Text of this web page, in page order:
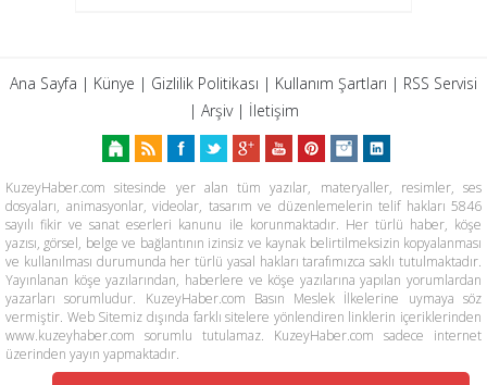
Ana Sayfa | Künye | Gizlilik Politikası | Kullanım Şartları | RSS Servisi
| Arşiv| İletişim
KuzeyHaber.com sitesinde yer alan tüm yazılar, materyaller, resimler, ses
dosyaları, animasyonlar, videolar, tasarım ve düzenlemelerin telif hakları 5846
sayılı fikir ve sanat eserleri kanunu ile korunmaktadır. Her türlü haber, köşe
yazısı, görsel, belge ve bağlantının izinsiz ve kaynak belirtilmeksizin kopyalanması
ve kullanılması durumunda her türlü yasal hakları tarafımızca saklı tutulmaktadır.
Yayınlanan köşe yazılarından, haberlere ve köşe yazılarına yapılan yorumlardan
yazarları sorumludur. KuzeyHaber.com Basın Meslek İlkelerine uymaya söz
vermiştir. Web Sitemiz dışında farklı sitelere yönlendiren linklerin içeriklerinden
www.kuzeyhaber.com sorumlu tutulamaz. KuzeyHaber.com sadece internet
üzerinden yayın yapmaktadır.